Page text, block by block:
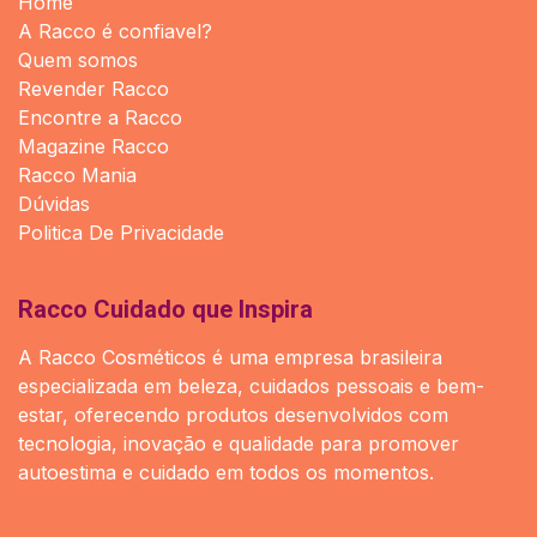
A Racco é confiavel?
Quem somos
Revender Racco
Encontre a Racco
Magazine Racco
Racco Mania
Dúvidas
Politica De Privacidade
Racco Cuidado que Inspira
A Racco Cosméticos é uma empresa brasileira
especializada em beleza, cuidados pessoais e bem-
estar, oferecendo produtos desenvolvidos com
tecnologia, inovação e qualidade para promover
autoestima e cuidado em todos os momentos.